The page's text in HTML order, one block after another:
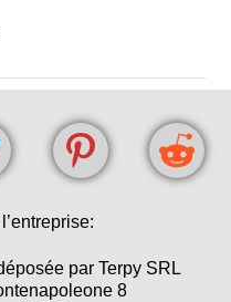
par Terpy SRL
8